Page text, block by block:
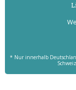
* Nur innerhalb